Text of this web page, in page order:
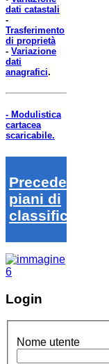
dati catastali
-
Trasferimento
di proprietà
- Variazione
dati
anagrafici.
- Modulistica
cartacea
scaricabile.
Precedenti
piani di
classifica
Login
Nome utente